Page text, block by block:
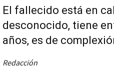
El fallecido está en
desconocido, tiene
años, es de
Redacción